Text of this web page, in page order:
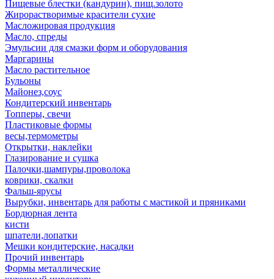
Пищевые блестки (кандурин), пищ.золото
Жирорастворимые красители сухие
Масложировая продукция
Масло, спреды
Эмульсии для смазки форм и оборудования
Маргарины
Масло растительное
Бульоны
Майонез,соус
Кондитерский инвентарь
Топперы, свечи
Пластиковые формы
весы,термометры
Открытки, наклейки
Глазирование и сушка
Палочки,шампуры,проволока
коврики, скалки
Фальш-ярусы
Вырубки, инвентарь для работы с мастикой и пряниками
Бордюрная лента
кисти
шпатели,лопатки
Мешки кондитерские, насадки
Прочий инвентарь
Формы металлические